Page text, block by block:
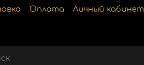
Оплата Личный кабинет